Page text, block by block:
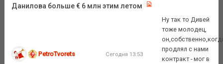
Данилова больше € 6 млн этим летом
PetroTvorets Сегодня 13:53
Ну так то Дивей
тоже молодец,
продлял с нами
контракт - мог в